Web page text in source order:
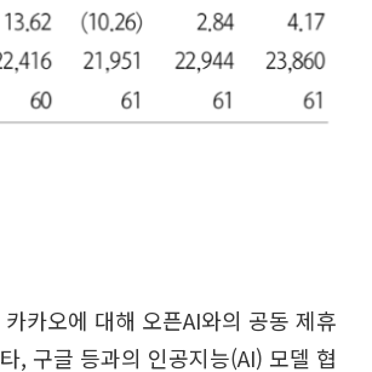
카오에 대해 오픈AI와의 공동 제휴
, 구글 등과의 인공지능(AI) 모델 협